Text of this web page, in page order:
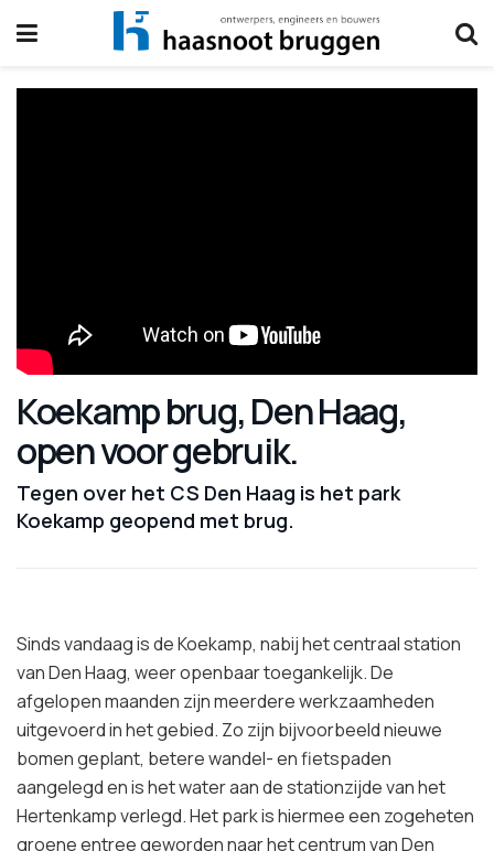
Koekamp brug, Den Haag,
open voor gebruik.
Tegen over het CS Den Haag is het park
Koekamp geopend met brug.
Sinds vandaag is de Koekamp, nabij het centraal station
van Den Haag, weer openbaar toegankelijk. De
afgelopen maanden zijn meerdere werkzaamheden
uitgevoerd in het gebied. Zo zijn bijvoorbeeld nieuwe
bomen geplant, betere wandel- en fietspaden
aangelegd en is het water aan de stationzijde van het
Hertenkamp verlegd. Het park is hiermee een zogeheten
groene entree geworden naar het centrum van Den